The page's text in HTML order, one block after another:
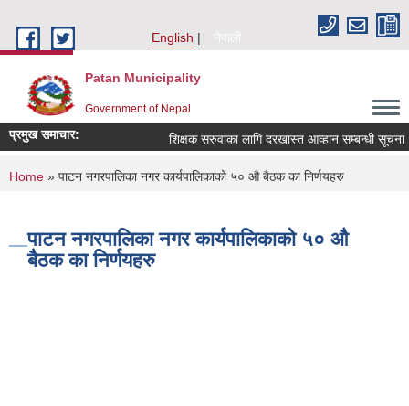
English
नेपाली
Patan Municipality
Government of Nepal
प्रमुख समाचार: शिक्षक सरुवाका लागि दरखास्त आव्हान सम्बन्धी सूचना ।
You are here
Home » पाटन नगरपालिका नगर कार्यपालिकाको ५० औ बैठक का निर्णयहरु
पाटन नगरपालिका नगर कार्यपालिकाको ५० औ
बैठक का निर्णयहरु